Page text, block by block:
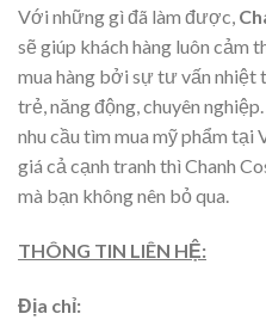
Với những gì đã làm được,
sẽ giúp khách hàng luôn cảm
mua hàng bởi sự tư vấn nhiệt
trẻ, năng động, chuyên
nhu cầu tìm mua mỹ phẩm
giá cả cạnh tranh thì Chanh
mà bạn không nên bỏ qua.
THÔNG TIN LIÊN HỆ:
Địa chỉ: